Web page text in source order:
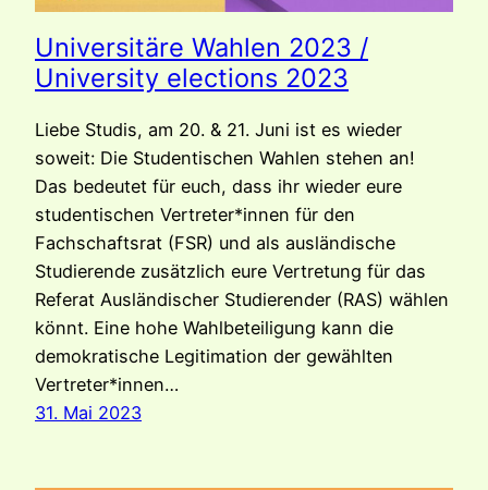
Universitäre Wahlen 2023 /
University elections 2023
Liebe Studis, am 20. & 21. Juni ist es wieder
soweit: Die Studentischen Wahlen stehen an!
Das bedeutet für euch, dass ihr wieder eure
studentischen Vertreter*innen für den
Fachschaftsrat (FSR) und als ausländische
Studierende zusätzlich eure Vertretung für das
Referat Ausländischer Studierender (RAS) wählen
könnt. Eine hohe Wahlbeteiligung kann die
demokratische Legitimation der gewählten
Vertreter*innen…
31. Mai 2023